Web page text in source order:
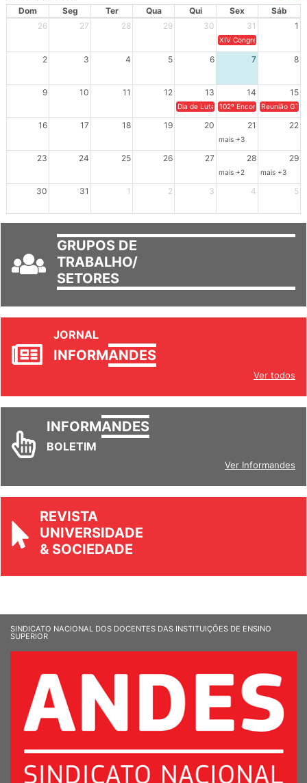
Dom Seg Ter Qua Qui Sex
Sáb
26
27 28 29 30 31 1
XIV Congresso Brasileiro
2 3 4 5 6 7 8
9 10 11 12 13 14 15
Dia de Luta em Defesa de Cuba e da
102º Encontro da
Reunião
16 17 18 19 20 21 22
mais +3
23 24 25 26 27 28 29
mais +2 mais +3
30 31 1 2 3 4 5
GRUPOS DE
TRABALHO/
SETORES
JORNAL
INFORMANDES
Ver todos
INFORMANDES
BOLETIM
Ver Informandes
REVISTA
UNIVERSIDADE
& SOCIEDADE
SINDICATO NACIONAL DOS DOCENTES DAS INSTITUIÇÕES DE ENSINO
SUPERIOR